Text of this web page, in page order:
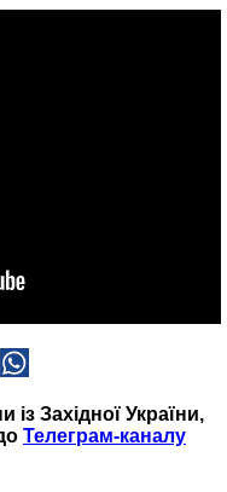
Західної України,
Телеграм-каналу